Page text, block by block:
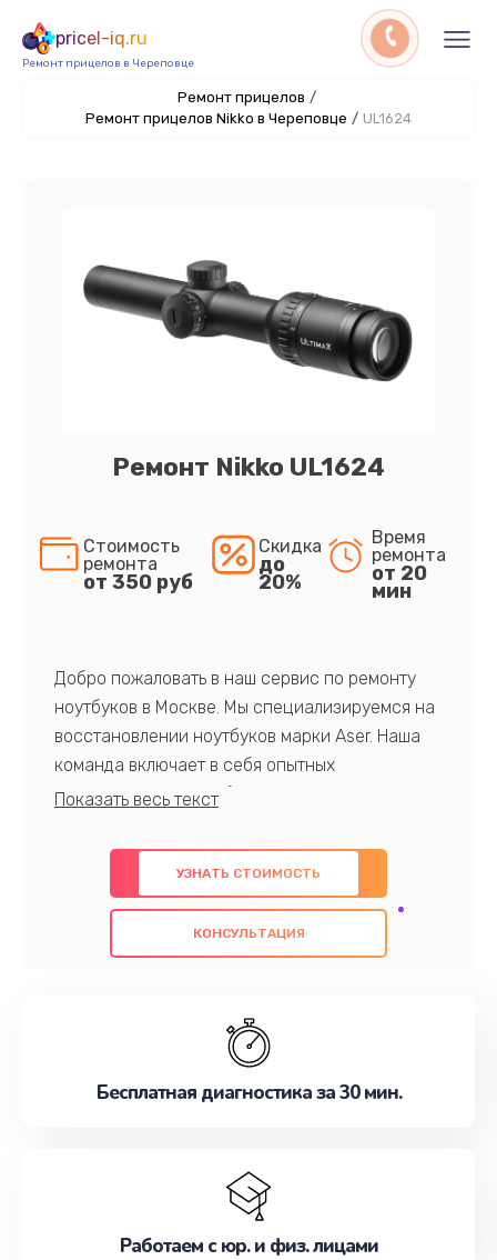
pricel-iq.ru
Ремонт прицелов в Череповце
Ремонт прицелов /
Ремонт прицелов Nikko в Череповце / UL1624
Ремонт Nikko UL1624
Стоимость
ремонта
от 350 руб
Скидка
до
20%
Время
ремонта
от 20
мин
Добро пожаловать в наш сервис по ремонту
ноутбуков в Москве. Мы специализируемся на
восстановлении ноутбуков марки Aser. Наша
команда включает в себя опытных
профессионалов с обширными знаниями и
предлагаем быстрый и качественный ремонт с
использованием оригинальных компонентов, а
также гарантируем качество всех
проведенных работ. Наша цель - предоставить
наилучшим образом. Не медлите записаться на
УЗНАТЬ СТОИМОСТЬ
КОНСУЛЬТАЦИЯ
Бесплатная диагностика за 30 мин.
Работаем с юр. и физ. лицами